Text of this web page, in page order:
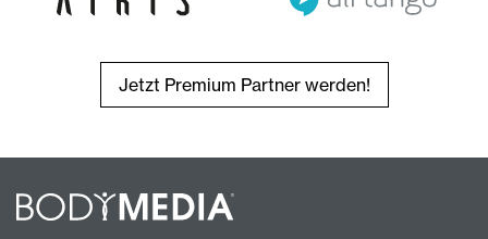
Jetzt Premium Partner werden!